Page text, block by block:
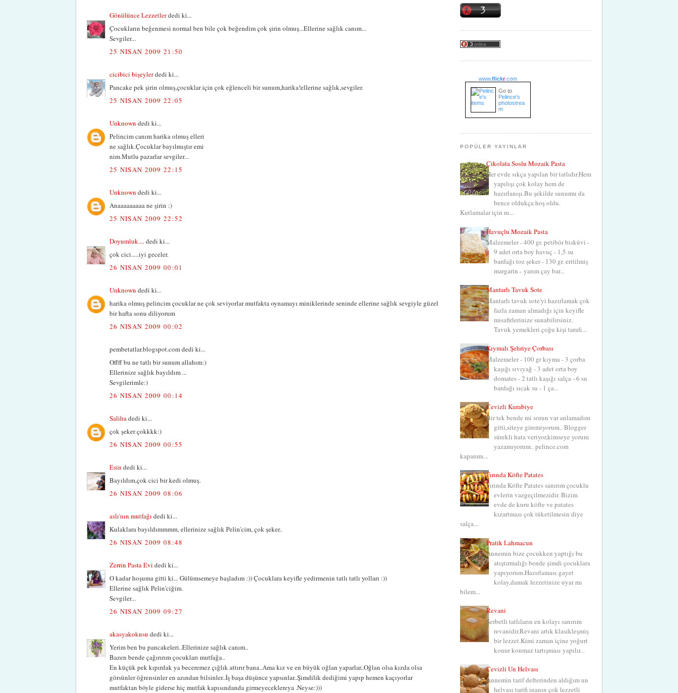
Gönülünce Lezzetlerdedi ki...
Çocukların beğenmesi normal ben bile çok beğendim çok şirin olmuş...Ellerine sağlık canım...
Sevgiler...
25 NISAN 2009 21:50
cicibici bişeylerdedi ki...
Pancake pek şirin olmuş,çocuklar için çok eğlenceli bir sunum,harika!ellerine sağlık,sevgiler.
25 NISAN 2009 22:05
Unknown dedi ki...
Pelincim canım harika olmuş elleri
ne sağlık.Çocuklar bayılmıştır emi
nim.Mutlu pazarlar sevgiler...
25 NISAN 2009 22:15
Unknown dedi ki...
Anaaaaaaaaa ne şirin :)
25 NISAN 2009 22:52
Doyumluk.... dedi ki...
çok cici.....iyi geceler.
26 NISAN 2009 00:01
Unknown dedi ki...
harika olmuş pelincim çocuklar ne çok seviyorlar mutfakta oynamayı miniklerinde seninde ellerine sağlık sevgiyle güzel
bir hafta sonu diliyorum
26 NISAN 2009 00:02
pembetatlar.blogspot.com dedi ki...
Offff bu ne tatlı bir sunum allahım:)
Ellerinize sağlık bayıldım ...
Sevgilerimle:)
26 NISAN 2009 00:14
Saliha dedi ki...
çok şeker çokkkk:)
26 NISAN 2009 00:55
Esin dedi ki...
Bayıldım,çok cici bir kedi olmuş.
26 NISAN 2009 08:06
aslı'nın mutfağı dedi ki...
Kulaklara bayıldımmmm, ellerinize sağlık Pelin'cim, çok şeker..
26 NISAN 2009 08:48
Zerrin Pasta Evi dedi ki...
O kadar hoşuma gitti ki... Gülümsemeye başladım :)) Çocuklara keyifle yedirmenin tatlı tatlı yolları :))
Ellerine sağlık Pelin'ciğim.
Sevgiler...
26 NISAN 2009 09:27
akasyakokusu dedi ki...
Yerim ben bu pancakeleri..Ellerinize sağlık canım..
Bazen bende çağırırım çocukları mutfağa..
En küçük pek kıpırdak ya beceremez çığlık attırır bana..Ama kız ve en büyük oğlan yaparlar..Oğlan olsa kızda olsa
görsünler öğrensinler en azından bilsinler..İş başa düşünce yapsınlar..Şimdilik dediğimi yapıp hemen kaçıyorlar
mutfaktan böyle giderse hiç mutfak kapısındanda girmeyeceklereya .Neyse:)))
www.flickr.com
Go to
Pelince's
photostrea
m
POPÜLER YAYINLAR
Çikolata Soslu Mozaik Pasta
Her evde sıkça yapılan bir tatlıdır.Hem
yapılışı çok kolay hem de
hazırlanışı.Bu şekilde sunumu da
bence oldukça hoş oldu.
Kutlamalar için m...
Havuçlu Mozaik Pasta
Malzemeler - 400 gr. petibör bisküvi -
9 adet orta boy havuç - 1,5 su
bardağı toz şeker - 130 gr. eritilmiş
margarin - yarım çay bar...
Mantarlı Tavuk Sote
Mantarlı tavuk sote'yi hazırlamak çok
fazla zaman almadığı için keyifle
misafirlerinize sunabilirsiniz.
Tavuk yemekleri çoğu kişi tarafı...
Kıymalı Şehriye Çorbası
Malzemeler - 100 gr kıyma - 3 çorba
kaşığı sıvıyağ - 3 adet orta boy
domates - 2 tatlı kaşığı salça - 6 su
bardağı sıcak su - 1 ça...
Cevizli Kurabiye
Bir tek bende mi sorun var anlamadım
gitti,siteye giremiyorum.. Blogger
sürekli hata veriyor,kimseye yorum
yazamıyorum.. pelince.com
kapanmı...
Fırında Köfte Patates
Fırında Köfte Patates sanırım çocuklu
evlerin vazgeçilmezidir. Bizim
evde de kuru köfte ve patates
kızartması çok tüketilmesin diye
salça...
Pratik Lahmacun
Annemin bize çocukken yaptığı bu
atıştırmalığı bende şimdi çocuklara
yapıyorum.Hazırlaması gayet
kolay,damak lezzetinize uyar mı
bilem...
Revani
Şerbetli tatlıların en kolayı sanırım
revanidir.Revani artık klasikleşmiş
bir lezzet.Kimi zaman içine yoğurt
konur konmaz tartışması yapılır...
Cevizli Un Helvası
Annemin tarif defterinden aldığım un
helvası tarifi inanın çok lezzetli